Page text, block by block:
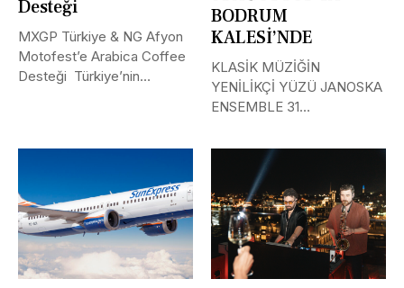
Desteği
MXGP Türkiye & NG Afyon
Motofest’e Arabica Coffee
Desteği Türkiye’nin
BODRUM
KALESİ’NDE
KLASİK MÜZİĞİN
YENİLİKÇİ YÜZÜ JANOSKA
ENSEMBLE 31
KALESİ’NDE Uluslararası